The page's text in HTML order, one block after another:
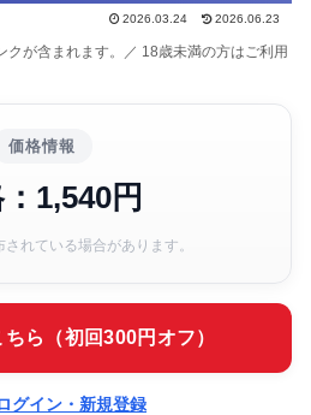
2026.03.24 2026.06.23
が含まれます。／ 18歳未満の方はご利用
価格情報
1,540円
れている場合があります。
ら（初回300円オフ）
グイン・新規登録